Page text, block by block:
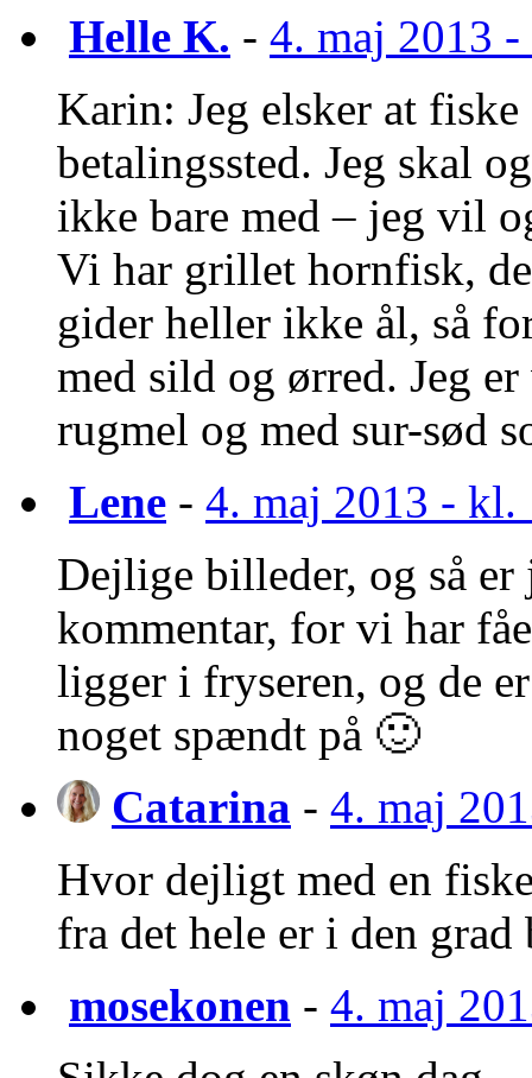
Helle K. - 4. maj 2013
Karin: Jeg elsker at
betalingssted. Jeg skal
ikke bare med – jeg vil
Vi har grillet hornfisk,
gider heller ikke ål, så
med sild og ørred. Jeg
rugmel og med sur-sød
Lene - 4. maj 2013 - kl.
Dejlige billeder, og så
kommentar, for vi har
ligger i fryseren, og de
noget spændt på 🙂
Catarina - 4. maj
Hvor dejligt med en
fra det hele er i den
mosekonen - 4. maj